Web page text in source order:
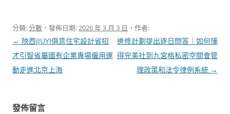
分類:分數 ，發佈日期:2026 年 3 月 3 日 ，作者:
文
章
導
← 陜西JIUYI俱意住宅設計省招
才引智省屬國有企業專場僱用運
動走進北京上海
進修計劃提出逐日問答｜如何懂
得完美社到九宮格私密空間會管
理政策和法令律例系統 →
發佈留言